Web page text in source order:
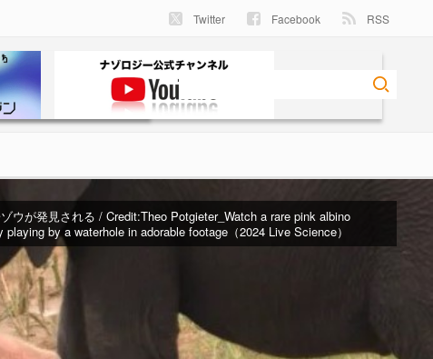
Twitter Facebook RSS
ウが発見される / Credit:Theo Potgieter_Watch a rare pink albino
playing by a waterhole in adorable footage（2024 Live Science）